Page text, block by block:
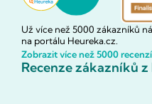
Už více než 5000 zákazníků
na portálu Heureka.cz.
Zobrazit více než 5000
Recenze zákazníků